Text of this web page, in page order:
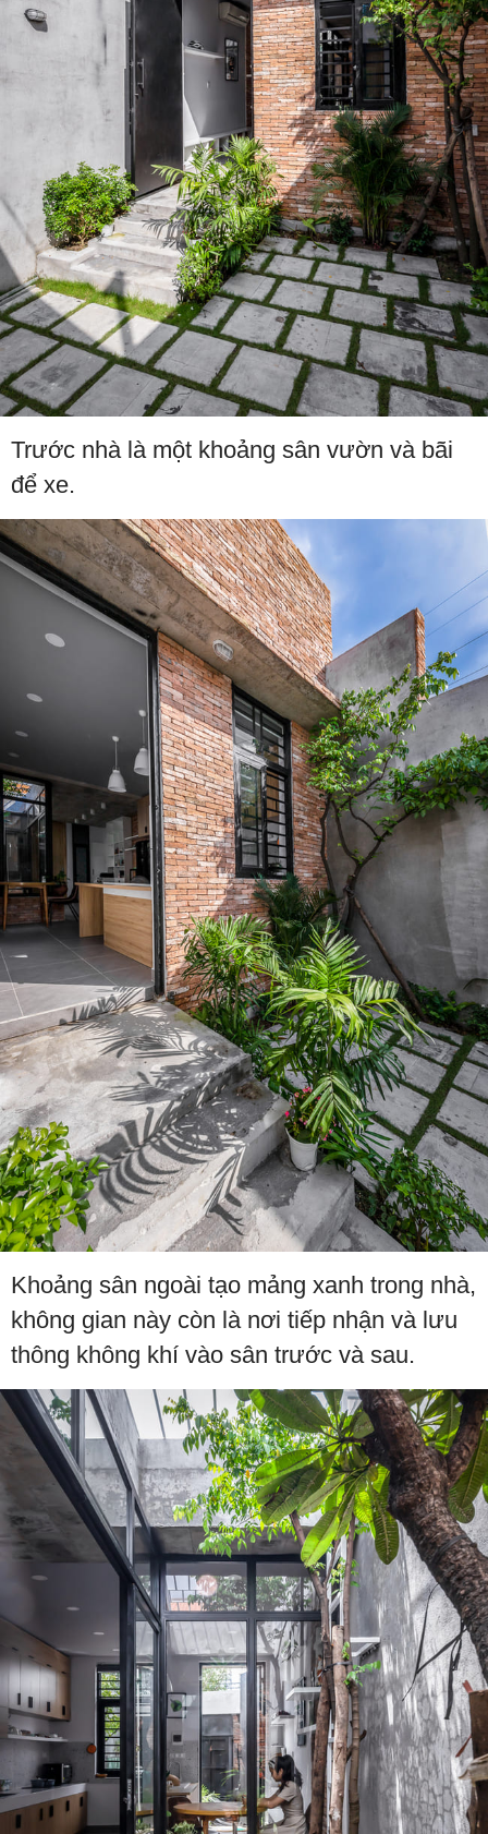
Trước nhà là một khoảng sân vườn và bãi
để xe.
Khoảng sân ngoài tạo mảng xanh trong nhà,
không gian này còn là nơi tiếp nhận và lưu
thông không khí vào sân trước và sau.